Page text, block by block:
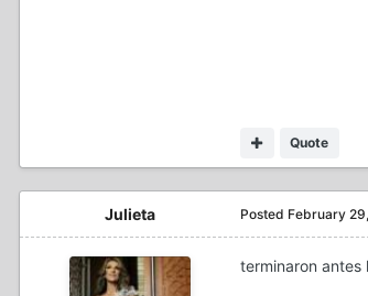
Quote
Julieta Posted February
terminaron antes